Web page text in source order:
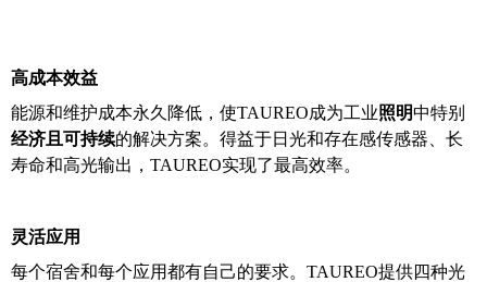
高成本效益
能源和维护成本永久降低，使TAUREO成为工业照明中特别
经济且可持续的解决方案。得益于日光和存在感传感器、长
寿命和高光输出，TAUREO实现了最高效率。
灵活应用
每个宿舍和每个应用都有自己的要求。TAUREO提供四种光